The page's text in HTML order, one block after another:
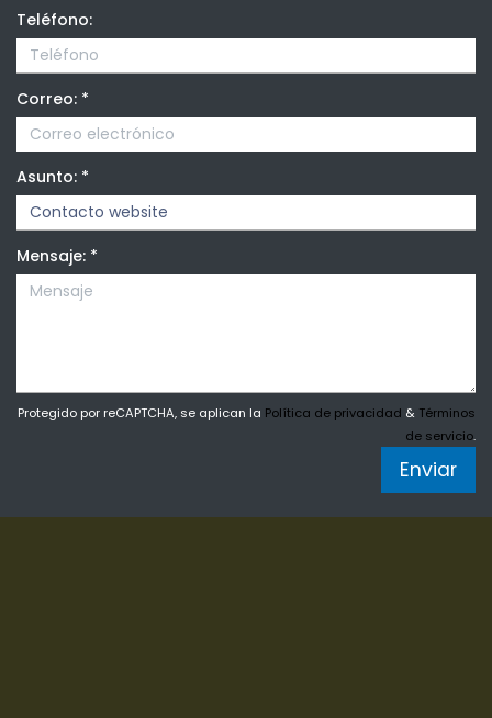
Teléfono:
Correo: *
Asunto: *
Mensaje: *
Protegido por reCAPTCHA, se aplican la Política de privacidad & Términos
de servicio.
Enviar